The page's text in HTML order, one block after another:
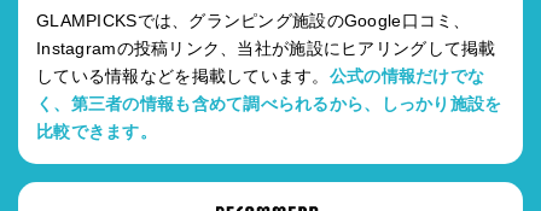
GLAMPICKSでは、グランピング施設のGoogle口コミ、
Instagramの投稿リンク、当社が施設にヒアリングして掲載
している情報などを掲載しています。 公式の情報だけでな
く、第三者の情報も含めて調べられるから、しっかり施設を
比較できます。